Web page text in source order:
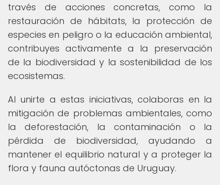
través de acciones concretas, como la
restauración de hábitats, la protección de
especies en peligro o la educación ambiental,
contribuyes activamente a la preservación
de la biodiversidad y la sostenibilidad de los
ecosistemas.
Al unirte a estas iniciativas, colaboras en la
mitigación de problemas ambientales, como
la deforestación, la contaminación o la
pérdida de biodiversidad, ayudando a
mantener el equilibrio natural y a proteger la
flora y fauna autóctonas de Uruguay.